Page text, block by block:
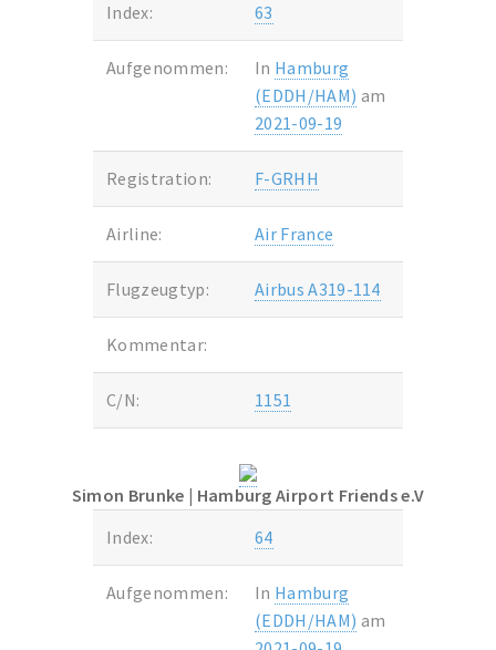
Index:
63
Aufgenommen: In Hamburg
(EDDH/HAM) am
2021-09-19
Registration: F-GRHH
Airline: Air France
Flugzeugtyp: Airbus A319-114
Kommentar:
C/N: 1151
Simon Brunke | Hamburg Airport Friends e.V
Index:
64
Aufgenommen: In Hamburg
(EDDH/HAM) am